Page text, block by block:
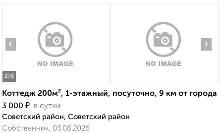
2/8
‹ ›
Коттедж 200м², 1-этажный, посуточно, 9 км от города
3 000 ₽ в сутки
Советский район, Советский район
Собственник, 03.08.2026